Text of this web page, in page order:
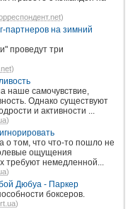
)
партнеров на зимний
проведут три
)
наше самочувствие,
Однако существуют
и активности ...
)
о том, что что-то пошло не
ощущения
требуют немедленной...
)
Дюбуа - Паркер
боксеров.
)